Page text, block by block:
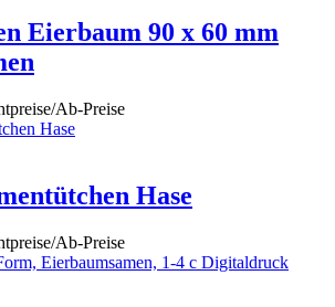
Eierbaum 90 x 60 mm
Ab-Preise
Hase
Ab-Preise